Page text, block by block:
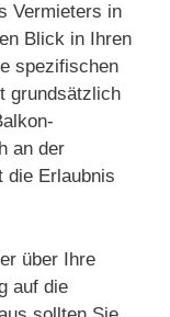
Vermieters in
Blick in Ihren
spezifischen
grundsätzlich
an der
die Erlaubnis
über Ihre
auf die